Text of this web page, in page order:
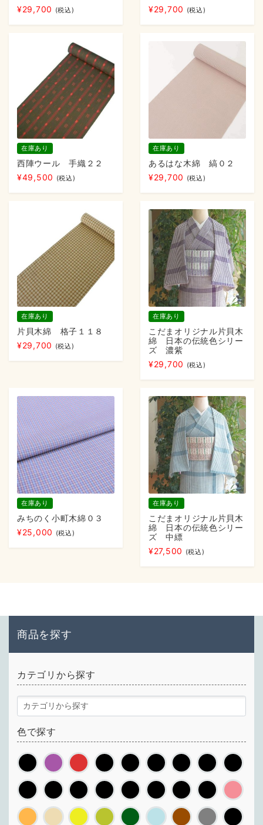
¥29,700 (税込) ¥29,700 (税込)
在庫あり
西陣ウール 手織２２
¥49,500 (税込)
在庫あり
あるはな木綿 縞０２
¥29,700 (税込)
在庫あり
片貝木綿 格子１１８
¥29,700 (税込)
在庫あり
こだまオリジナル片貝木
綿 日本の伝統色シリー
ズ 濃紫
¥29,700 (税込)
在庫あり
みちのく小町木綿０３
¥25,000 (税込)
在庫あり
こだまオリジナル片貝木
綿 日本の伝統色シリー
ズ 中縹
¥27,500 (税込)
商品を探す
カテゴリから探す
色で探す